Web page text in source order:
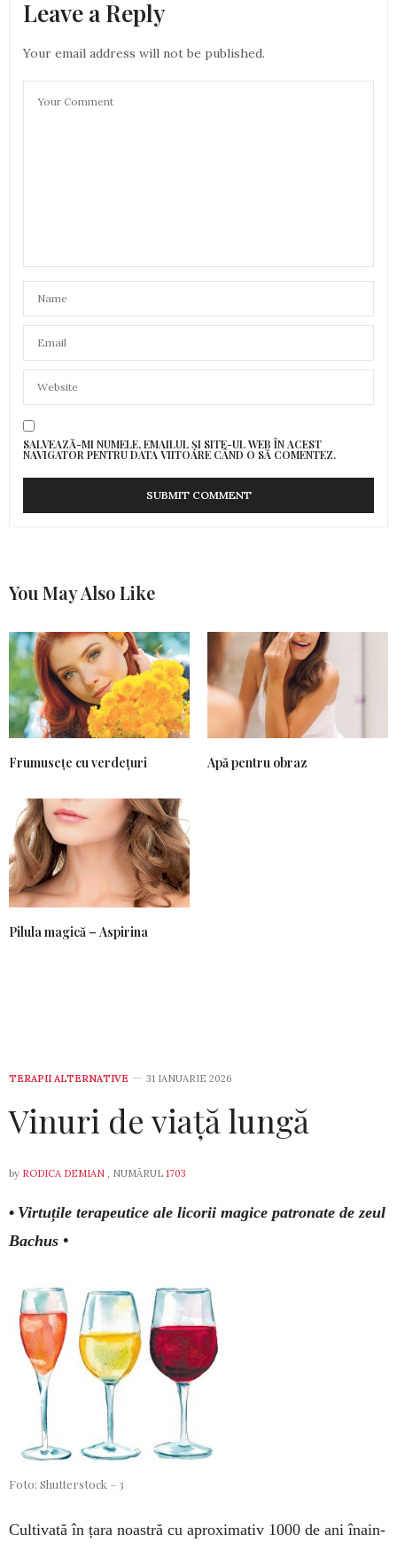
Leave a Reply
Your email address will not be published.
SALVEAZĂ-MI NUMELE, EMAILUL ȘI SITE-UL WEB ÎN ACEST
NAVIGATOR PENTRU DATA VIITOARE CÂND O SĂ COMENTEZ.
You May Also Like
Frumusețe cu verdețuri Apă pentru obraz
Pilula magică – Aspirina
TERAPII ALTERNATIVE 31 IANUARIE 2026
Vinuri de viață lungă
by RODICA DEMIAN , NUMĂRUL 1703
• Virtuțile terapeutice ale licorii magice patronate de zeul
Bachus •
Foto: Shutterstock – 3
Cultivată în țara noas­tră cu aproximativ 1000 de ani îna­in­